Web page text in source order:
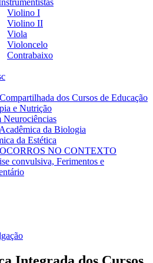
Violino I
Violino II
Viola
Violoncelo
Contrabaixo
dos Cursos de Educação
e Nutrição
da Biologia
da Estética
NO CONTEXTO
convulsiva, Ferimentos e